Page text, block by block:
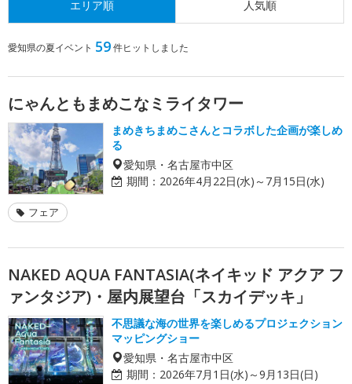
エリア順 人気順
愛知県の夏イベント 59件ヒットしました
にゃんともまめこなミライタワー
まめきちまめこさんとコラボした企画が楽しめ
る
愛知県・名古屋市中区
期間： 2026年4月22日(水)～7月15日(水)
フェア
NAKED AQUA FANTASIA(ネイキッド アクア フ
ァンタジア)・屋内展望台「スカイデッキ」
不思議な海の世界を楽しめるプロジェクション
マッピングショー
愛知県・名古屋市中区
期間： 2026年7月1日(水)～9月13日(日)